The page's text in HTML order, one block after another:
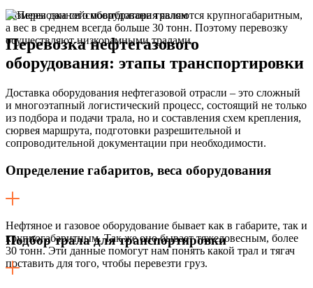
Размеры данного оборудования являются крупногабаритным,
а вес в среднем всегда больше 30 тонн. Поэтому перевозку
осуществляют низкорамными тралами.
Перевозка нефтегазового
оборудования: этапы транспортировки
Доставка оборудования нефтегазовой отрасли – это сложный
и многоэтапный логистический процесс, состоящий не только
из подбора и подачи трала, но и составления схем крепления,
сюрвея маршрута, подготовки разрешительной и
сопроводительной документации при необходимости.
Определение габаритов, веса оборудования
Нефтяное и газовое оборудование бывает как в габарите, так и
крупногабаритным. Так же оно бывает тяжеловесным, более
30 тонн. Эти данные помогут нам понять какой трал и тягач
поставить для того, чтобы перевезти груз.
Подбор трала для транспортировки